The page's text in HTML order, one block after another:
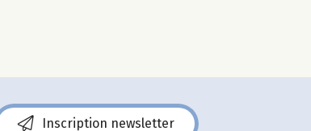
Inscription newsletter